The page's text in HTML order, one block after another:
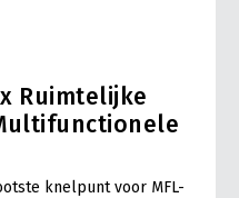
Ruimtelijke
knelpunt voor MFL-